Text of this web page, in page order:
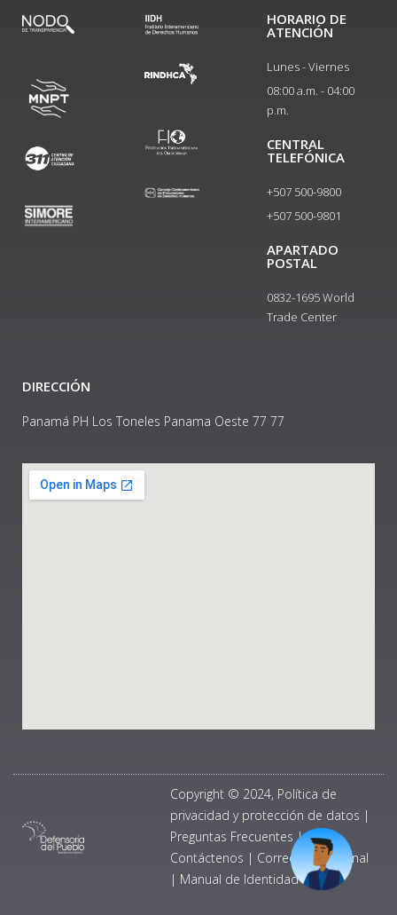
HORARIO DE
ATENCIÓN
Lunes - Viernes
08:00 a.m. - 04:00
p.m.
CENTRAL
TELEFÓNICA
+507 500-9800
+507 500-9801​
APARTADO
POSTAL
0832-1695 World
Trade Center
DIRECCIÓN
Panamá PH Los Toneles Panama Oeste 77 77
Copyright © 2024, Política de
privacidad y protección de datos |
Preguntas Frecuentes |
Contáctenos | Correo Institucional
| Manual de Identidad Visual